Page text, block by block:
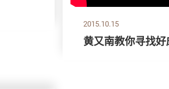
2015.10.15
黄又南教你寻找